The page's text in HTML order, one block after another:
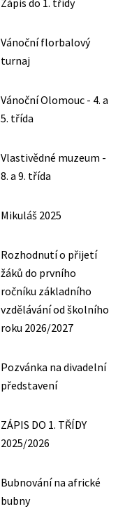
Zápis do 1. třídy
Vánoční florbalový
turnaj
Vánoční Olomouc - 4. a
5. třída
Vlastivědné muzeum -
8. a 9. třída
Mikuláš 2025
Rozhodnutí o přijetí
žáků do prvního
ročníku základního
vzdělávání od školního
roku 2026/2027
Pozvánka na divadelní
představení
ZÁPIS DO 1. TŘÍDY
2025/2026
Bubnování na africké
bubny